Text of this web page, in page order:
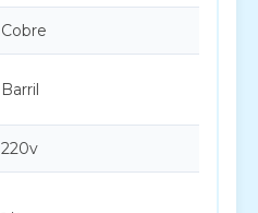
Cobre
Barril
220v